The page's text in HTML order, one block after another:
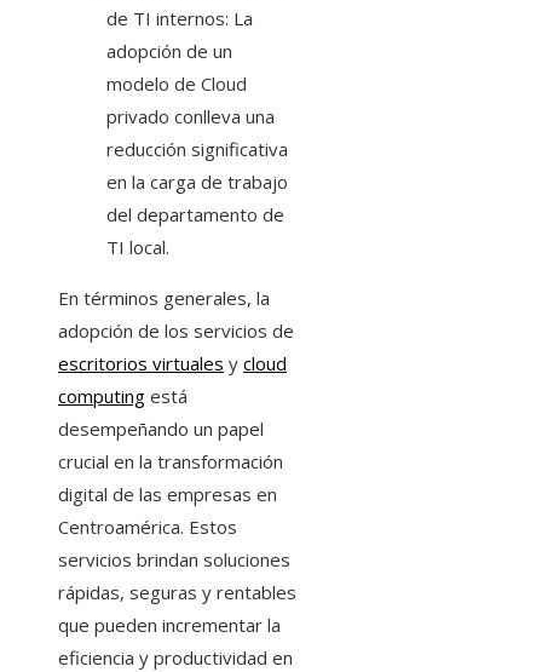
de TI internos: La
adopción de un
modelo de Cloud
privado conlleva una
reducción significativa
en la carga de trabajo
del departamento de
TI local.
En términos generales, la
adopción de los servicios de
escritorios virtuales y cloud
computing está
desempeñando un papel
crucial en la transformación
digital de las empresas en
Centroamérica. Estos
servicios brindan soluciones
rápidas, seguras y rentables
que pueden incrementar la
eficiencia y productividad en